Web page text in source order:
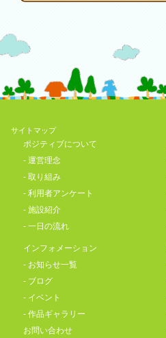
サイトマップ
ポジティブについて
-運営理念
-取り組み
-利用者アンケート
-施設紹介
-一日の流れ
インフォメーション
- お知らせ一覧
- ブログ
- イベント
-作品ギャラリー
お問い合わせ